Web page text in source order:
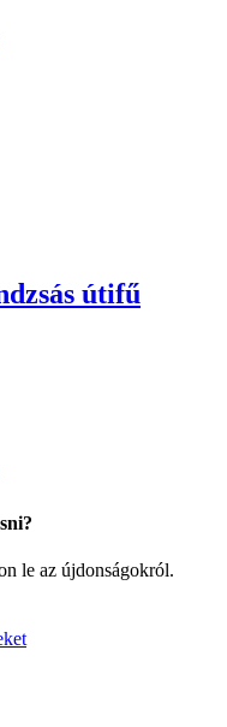
útifű
le az újdonságokról.